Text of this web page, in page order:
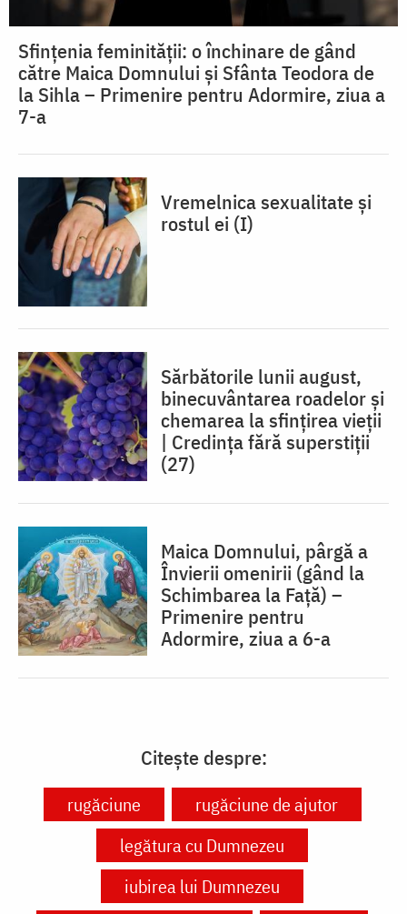
Sfințenia feminității: o închinare de gând
către Maica Domnului și Sfânta Teodora de
la Sihla – Primenire pentru Adormire, ziua a
7-a
Vremelnica sexualitate și
rostul ei (I)
Sărbătorile lunii august,
binecuvântarea roadelor și
chemarea la sfințirea vieții
| Credința fără superstiții
(27)
Maica Domnului, pârgă a
Învierii omenirii (gând la
Schimbarea la Față) –
Primenire pentru
Adormire, ziua a 6-a
Citește despre:
rugăciune
rugăciune de ajutor
legătura cu Dumnezeu
iubirea lui Dumnezeu